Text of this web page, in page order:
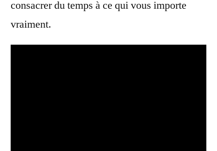
consacrer du temps à ce qui vous importe
vraiment.